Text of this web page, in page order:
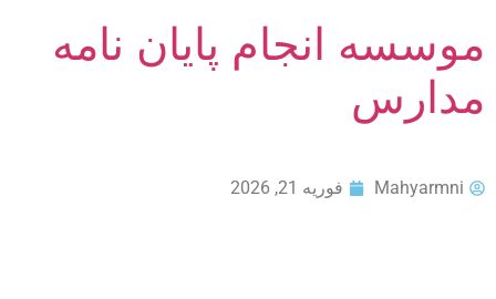
موسسه انجام پایان نامه
مدارس
Mahyarmni فوریه 21, 2026